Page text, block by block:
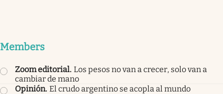
Members
Zoom editorial. Los pesos no van a crecer, solo van a
cambiar de mano
Opinión. El crudo argentino se acopla al mundo